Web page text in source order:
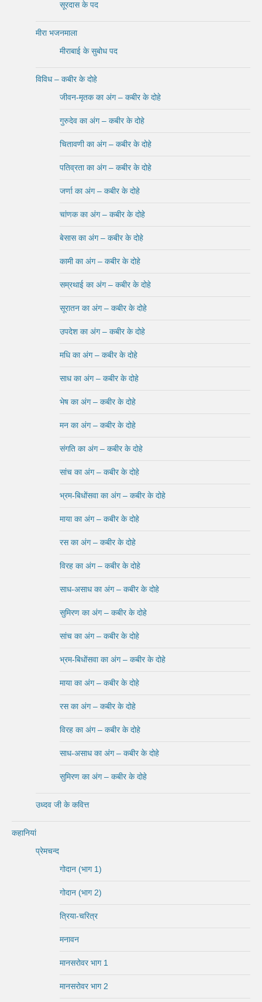
सूरदास के पद
मीरा भजनमाला
मीराबाई के सुबोध पद
विविध – कबीर के दोहे
जीवन-मृतक का अंग – कबीर के दोहे
गुरुदेव का अंग – कबीर के दोहे
चितावणी का अंग – कबीर के दोहे
पतिव्रता का अंग – कबीर के दोहे
जर्णा का अंग – कबीर के दोहे
चांणक का अंग – कबीर के दोहे
बेसास का अंग – कबीर के दोहे
कामी का अंग – कबीर के दोहे
सम्रथाई का अंग – कबीर के दोहे
सूरातन का अंग – कबीर के दोहे
उपदेश का अंग – कबीर के दोहे
मधि का अंग – कबीर के दोहे
साध का अंग – कबीर के दोहे
भेष का अंग – कबीर के दोहे
मन का अंग – कबीर के दोहे
संगति का अंग – कबीर के दोहे
सांच का अंग – कबीर के दोहे
भ्रम-बिधोंसवा का अंग – कबीर के दोहे
माया का अंग – कबीर के दोहे
रस का अंग – कबीर के दोहे
विरह का अंग – कबीर के दोहे
साध-असाध का अंग – कबीर के दोहे
सुमिरण का अंग – कबीर के दोहे
सांच का अंग – कबीर के दोहे
भ्रम-बिधोंसवा का अंग – कबीर के दोहे
माया का अंग – कबीर के दोहे
रस का अंग – कबीर के दोहे
विरह का अंग – कबीर के दोहे
साध-असाध का अंग – कबीर के दोहे
सुमिरण का अंग – कबीर के दोहे
उध्दव जी के कवित्त
कहानियां
प्रेमचन्द
गोदान (भाग 1)
गोदान (भाग 2)
त्रिया-चरित्र
मनावन
मानसरोवर भाग 1
मानसरोवर भाग 2